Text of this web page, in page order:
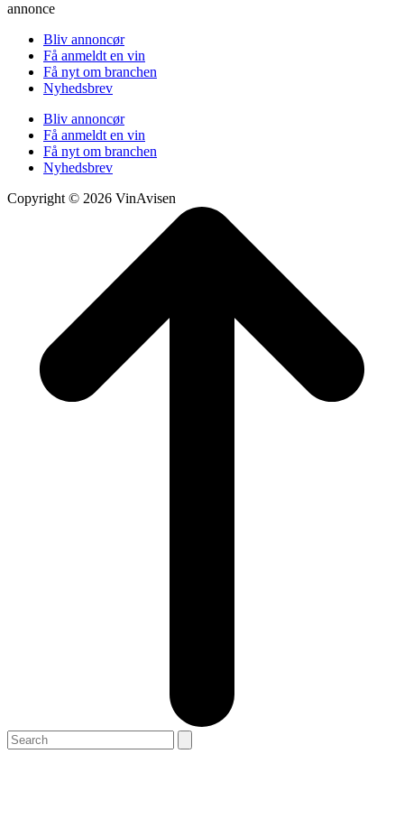
annonce
Bliv annoncør
Få anmeldt en vin
Få nyt om branchen
Nyhedsbrev
Bliv annoncør
Få anmeldt en vin
Få nyt om branchen
Nyhedsbrev
Copyright © 2026 VinAvisen